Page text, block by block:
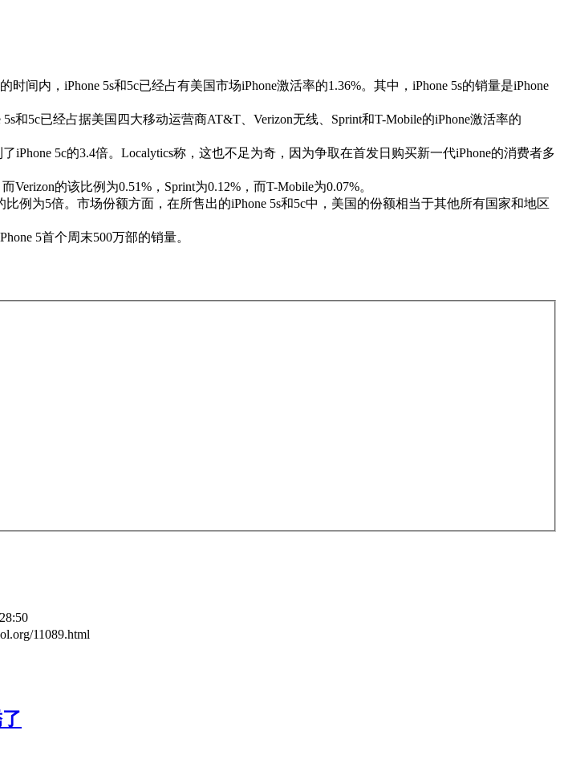
内，iPhone 5s和5c已经占有美国市场iPhone激活率的1.36%。其中，iPhone 5s的销量是iPhone
和5c已经占据美国四大移动运营商AT&T、Verizon无线、Sprint和T-Mobile的iPhone激活率的
iPhone 5c的3.4倍。Localytics称，这也不足为奇，因为争取在首发日购买新一代iPhone的消费者多
的该比例为0.51%，Sprint为0.12%，而T-Mobile为0.07%。
例为5倍。市场份额方面，在所售出的iPhone 5s和5c中，美国的份额相当于其他所有国家和地区
5首个周末500万部的销量。
11089.html